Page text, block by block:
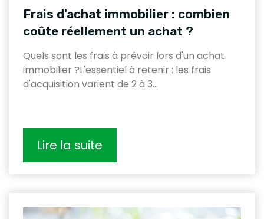
Frais d'achat immobilier : combien
coûte réellement un achat ?
Quels sont les frais à prévoir lors d'un achat
immobilier ?L'essentiel à retenir : les frais
d'acquisition varient de 2 à 3…
Lire la suite